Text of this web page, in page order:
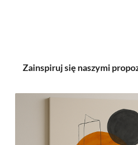
Zainspiruj się naszymi